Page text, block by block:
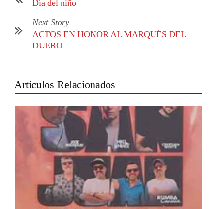
Día del niño
Next Story
ACTOS EN HONOR AL MARQUÉS DEL
DUERO
Artículos Relacionados